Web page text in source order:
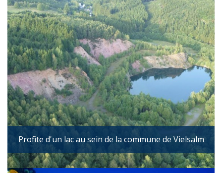
Profite d'un lac au sein de la commune de Vielsalm